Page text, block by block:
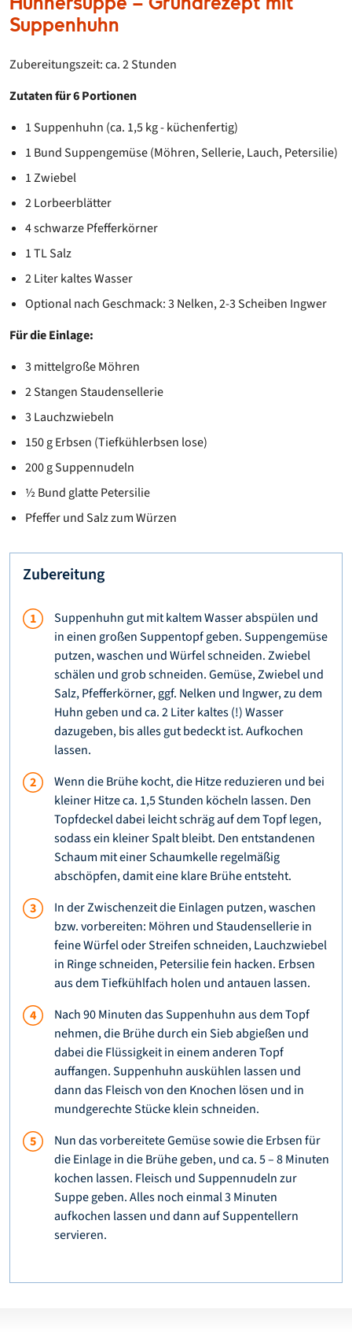
Suppenhuhn
Zubereitungszeit: ca. 2 Stunden
Zutaten für 6 Portionen
1 Suppenhuhn (ca. 1,5 kg - küchenfertig)
1 Bund Suppengemüse (Möhren, Sellerie, Lauch, Petersilie)
1 Zwiebel
2 Lorbeerblätter
4 schwarze Pfefferkörner
1 TL Salz
2 Liter kaltes Wasser
Optional nach Geschmack: 3 Nelken, 2-3 Scheiben Ingwer
Für die Einlage:
3 mittelgroße Möhren
2 Stangen Staudensellerie
3 Lauchzwiebeln
150 g Erbsen (Tiefkühlerbsen lose)
200 g Suppennudeln
½ Bund glatte Petersilie
Pfeffer und Salz zum Würzen
Zubereitung
Suppenhuhn gut mit kaltem Wasser abspülen und
in einen großen Suppentopf geben. Suppengemüse
putzen, waschen und Würfel schneiden. Zwiebel
schälen und grob schneiden. Gemüse, Zwiebel und
Salz, Pfefferkörner, ggf. Nelken und Ingwer, zu dem
Huhn geben und ca. 2 Liter kaltes (!) Wasser
dazugeben, bis alles gut bedeckt ist. Aufkochen
lassen.
Wenn die Brühe kocht, die Hitze reduzieren und bei
kleiner Hitze ca. 1,5 Stunden köcheln lassen. Den
Topfdeckel dabei leicht schräg auf dem Topf legen,
sodass ein kleiner Spalt bleibt. Den entstandenen
Schaum mit einer Schaumkelle regelmäßig
abschöpfen, damit eine klare Brühe entsteht.
In der Zwischenzeit die Einlagen putzen, waschen
bzw. vorbereiten: Möhren und Staudensellerie in
feine Würfel oder Streifen schneiden, Lauchzwiebel
in Ringe schneiden, Petersilie fein hacken. Erbsen
aus dem Tiefkühlfach holen und antauen lassen.
Nach 90 Minuten das Suppenhuhn aus dem Topf
nehmen, die Brühe durch ein Sieb abgießen und
dabei die Flüssigkeit in einem anderen Topf
auffangen. Suppenhuhn auskühlen lassen und
dann das Fleisch von den Knochen lösen und in
mundgerechte Stücke klein schneiden.
Nun das vorbereitete Gemüse sowie die Erbsen für
die Einlage in die Brühe geben, und ca. 5 – 8 Minuten
kochen lassen. Fleisch und Suppennudeln zur
Suppe geben. Alles noch einmal 3 Minuten
aufkochen lassen und dann auf Suppentellern
servieren.